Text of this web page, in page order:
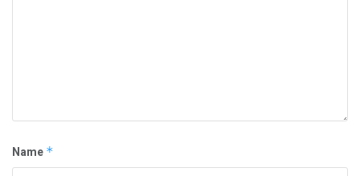
Name *